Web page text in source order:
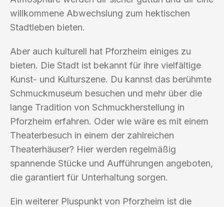
willkommene Abwechslung zum hektischen
Stadtleben bieten.
Aber auch kulturell hat Pforzheim einiges zu
bieten. Die Stadt ist bekannt für ihre vielfältige
Kunst- und Kulturszene. Du kannst das berühmte
Schmuckmuseum besuchen und mehr über die
lange Tradition von Schmuckherstellung in
Pforzheim erfahren. Oder wie wäre es mit einem
Theaterbesuch in einem der zahlreichen
Theaterhäuser? Hier werden regelmäßig
spannende Stücke und Aufführungen angeboten,
die garantiert für Unterhaltung sorgen.
Ein weiterer Pluspunkt von Pforzheim ist die